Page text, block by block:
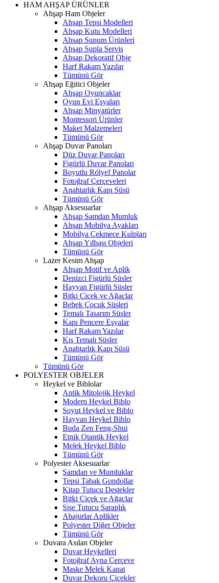
HAM AHŞAP ÜRÜNLER
Ahşap Ham Objeler
Ahşap Tepsi Modelleri
Ahşap Kutu Modelleri
Ahsap Sunum Ürünleri
Ahşap Supla Servis
Ahşap Dekoratif Obje
Harf Rakam Yazılar
Tümünü Gör
Ahşap Eğitici Objeler
Ahşap Oyuncaklar
Oyun Evi Eşyaları
Ahşap Minyatürler
Montessori Ürünler
Maket Malzemeleri
Tümünü Gör
Ahşap Duvar Panoları
Düz Duvar Panoları
Figürlü Duvar Panoları
Boyutlu Rölyef Panolar
Fotoğraf Çerçeveleri
Anahtarlık Kapı Süsü
Tümünü Gör
Ahşap Aksesuarlar
Ahşap Şamdan Mumluk
Ahşap Mobilya Ayakları
Mobilya Çekmece Kulpları
Ahşap Yılbaşı Objeleri
Tümünü Gör
Lazer Kesim Ahşap
Ahşap Motif ve Aplik
Denizci Figürlü Süsler
Hayvan Figürlü Süsler
Bitki Çiçek ve Ağaçlar
Bebek Çocuk Süsleri
Temalı Tasarım Süsler
Kapı Pencere Eşyalar
Harf Rakam Yazılar
Kış Temalı Süsler
Anahtarlık Kapı Süsü
Tümünü Gör
Tümünü Gör
POLYESTER OBJELER
Heykel ve Biblolar
Antik Mitolojik Heykel
Modern Heykel Biblo
Soyut Heykel ve Biblo
Hayvan Heykel Biblo
Buda Zen Feng-Shui
Etnik Otantik Heykel
Melek Heykel Biblo
Tümünü Gör
Polyester Aksesuarlar
Şamdan ve Mumluklar
Tepsi Tabak Gondollar
Kitap Tutucu Destekler
Bitki Çiçek ve Ağaçlar
Şişe Tutucu Şaraplık
Abajurlar Aplikler
Polyester Diğer Objeler
Tümünü Gör
Duvara Asılan Objeler
Duvar Heykelleri
Fotoğraf Ayna Çerçeve
Maske Melek Kanat
Duvar Dekoru Çiçekler